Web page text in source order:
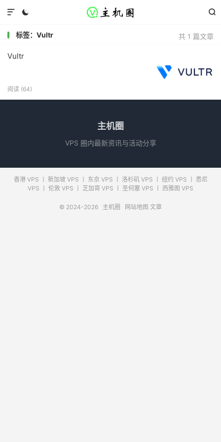



共 1 篇文章
标签：Vultr
Vultr
阅读 (64)
主机圈
VPS 圈内最新资讯与活动分享
香港 VPS 新加坡 VPS 东京 VPS 洛杉矶 VPS 纽约 VPS
悉尼
VPS
伦敦 VPS 芝加哥 VPS 圣何塞 VPS 西雅图 VPS
© 2024-2026 主机圈 网站地图 文章